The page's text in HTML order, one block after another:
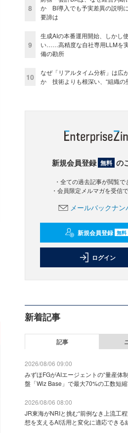
8
か BI導入でも予実差異の説明
要諦は
9
生成AIの本番運用開始、しかし
い……高精度な自社専用LLMを
備の勘所
10
なぜ「リアルタイム分析」は広
か 技術よりも根深い、“組織の
新規会員登録 無料 の
・全ての過去記事が閲覧で
・会員限定メルマガを受信
メールバックナン
新規会員登録 無料
ログイン
新着記事
記事
2026/08/06 09:00
みずほFGがAIエージェントの“量産
盤「Wiz Base」で最大70%の工数短縮
2026/08/06 08:00
JR東海がNRIと挑む“前例なき上流工
想を支えるAI活用と変化に適応できる